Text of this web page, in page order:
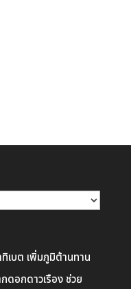
เบต เพิ่มภูมิต้านทาน
ดอกดาวเรือง ช่วย